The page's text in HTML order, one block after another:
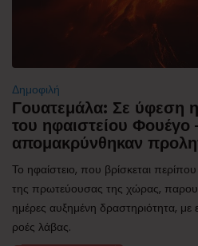
Δημοφιλή
Γουατεμάλα: Σε ύφεση
του ηφαιστείου
απομακρύνθηκαν
Το ηφαίστειο, που βρίσκεται περίπου
της πρωτεύουσας της χώρας,
ημέρες αυξημένη δραστηριότητα,
ροές λάβας.